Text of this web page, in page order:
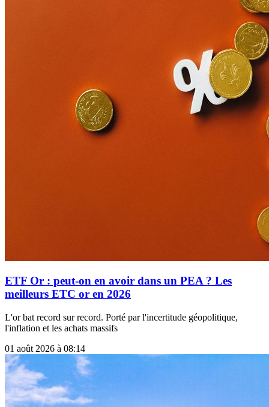
ETF Or : peut-on en avoir dans un PEA ? Les
meilleurs ETC or en 2026
L'or bat record sur record. Porté par l'incertitude géopolitique,
l'inflation et les achats massifs
01 août 2026 à 08:14